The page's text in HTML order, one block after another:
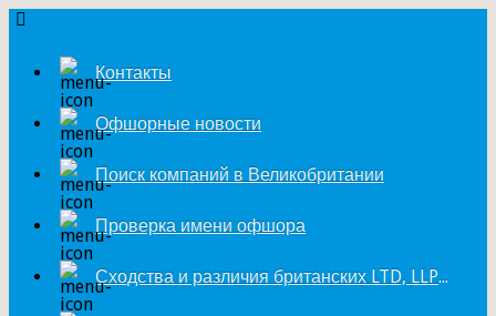
Контакты
Офшорные новости
Поиск компаний в Великобритании
Проверка имени офшора
Сходства и различия британских LTD, LLP и LP